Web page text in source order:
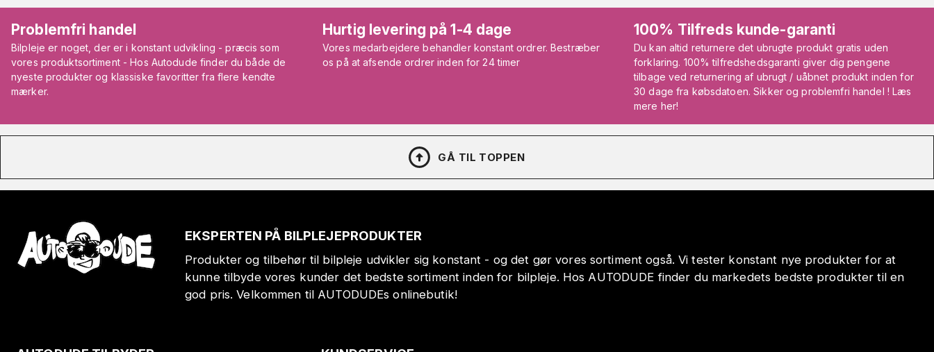
Problemfri handel
Bilpleje er noget, der er i konstant udvikling - præcis som
vores produktsortiment - Hos Autodude finder du både de
nyeste produkter og klassiske favoritter fra flere kendte
mærker.
Hurtig levering på 1-4 dage
Vores medarbejdere behandler konstant ordrer. Bestræber
os på at afsende ordrer inden for 24 timer
100% Tilfreds kunde-garanti
Du kan altid returnere det ubrugte produkt gratis uden
forklaring. 100% tilfredshedsgaranti giver dig pengene
tilbage ved returnering af ubrugt / uåbnet produkt inden for
30 dage fra købsdatoen. Sikker og problemfri handel ! Læs
mere her!
GÅ TIL TOPPEN
EKSPERTEN PÅ BILPLEJEPRODUKTER
Produkter og tilbehør til bilpleje udvikler sig konstant - og det gør vores sortiment også. Vi tester konstant nye produkter for at
kunne tilbyde vores kunder det bedste sortiment inden for bilpleje. Hos AUTODUDE finder du markedets bedste produkter til en
god pris. Velkommen til AUTODUDEs onlinebutik!